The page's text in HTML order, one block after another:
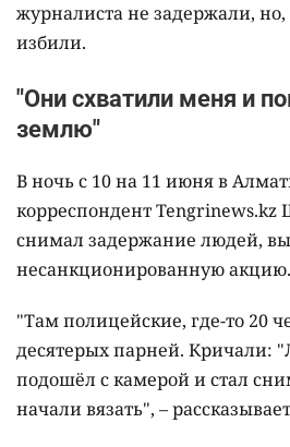
журналиста не задержали, но,
избили.
"Они схватили меня и
землю"
В ночь с 10 на 11 июня в
корреспондент Tengrinews.kz
снимал задержание людей,
несанкционированную акцию.
"Там полицейские, где-то 20
десятерых парней. Кричали:
подошёл с камерой и стал
начали вязать", –